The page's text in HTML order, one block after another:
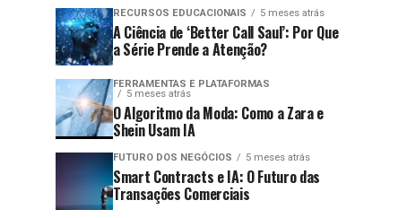
RECURSOS EDUCACIONAIS 5 meses atrás
A Ciência de ‘Better Call Saul’: Por Que
a Série Prende a Atenção?
FERRAMENTAS E PLATAFORMAS
5 meses atrás
O Algoritmo da Moda: Como a Zara e
Shein Usam IA
FUTURO DOS NEGÓCIOS 5 meses atrás
Smart Contracts e IA: O Futuro das
Transações Comerciais